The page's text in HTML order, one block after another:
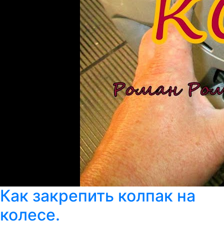
Как закрепить колпак на
колесе.